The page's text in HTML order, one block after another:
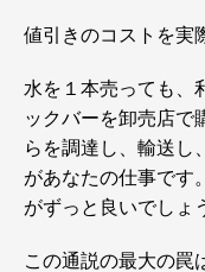
値引きのコストを実
水を１本売っても、
ックバーを卸売店で
らを調達し、輸送し
があなたの仕事です
がずっと良いでしょ
この通説の最大の罠